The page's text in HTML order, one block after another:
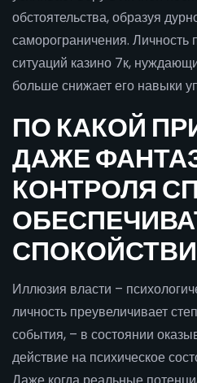
обстоятельства, образуя
саморограничения. Личность
ситуаций казино 7к,
больше снижает его навыки
ПО КАКОЙ
ДАЖЕ
КОНТРОЛЯ
Иллюзия власти –
личность преувеличивает
события, – в состоянии
действие на психическое